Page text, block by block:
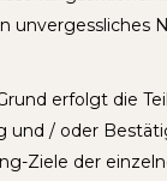
unvergessliches
erfolgt die
und / oder
Ziele der